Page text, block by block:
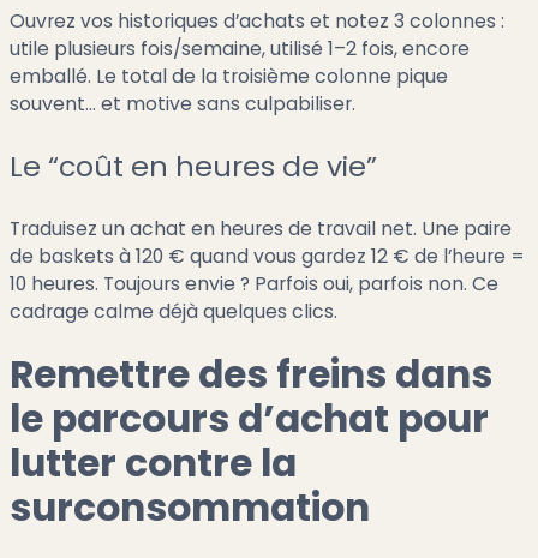
Ouvrez vos historiques d’achats et notez 3 colonnes :
utile plusieurs fois/semaine, utilisé 1–2 fois, encore
emballé. Le total de la troisième colonne pique
souvent… et motive sans culpabiliser.
Le “coût en heures de vie”
Traduisez un achat en heures de travail net. Une paire
de baskets à 120 € quand vous gardez 12 € de l’heure =
10 heures. Toujours envie ? Parfois oui, parfois non. Ce
cadrage calme déjà quelques clics.
Remettre des freins dans
le parcours d’achat pour
lutter contre la
surconsommation